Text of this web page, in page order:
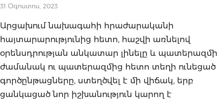
31 Օգոստոս, 2023
Արցախում նախագահի հրաժարականի
հայտարարությունից հետո, հաշվի առնելով
օրենսդրության անկատար լինելը և պատերազմի
ժամանակ ու պատերազմից հետո տեղի ունեցած
գործընթացները, ստեղծվել է մի վիճակ, երբ
ցանկացած նոր իշխանություն կարող է